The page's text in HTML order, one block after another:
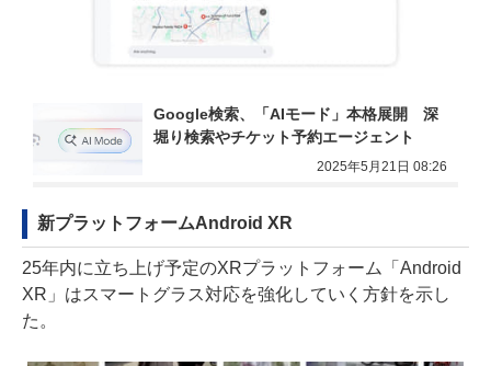
Google検索、「AIモード」本格展開　深
堀り検索やチケット予約エージェント
2025年5月21日 08:26
新プラットフォームAndroid XR
25年内に立ち上げ予定のXRプラットフォーム「Android
XR」はスマートグラス対応を強化していく方針を示し
た。